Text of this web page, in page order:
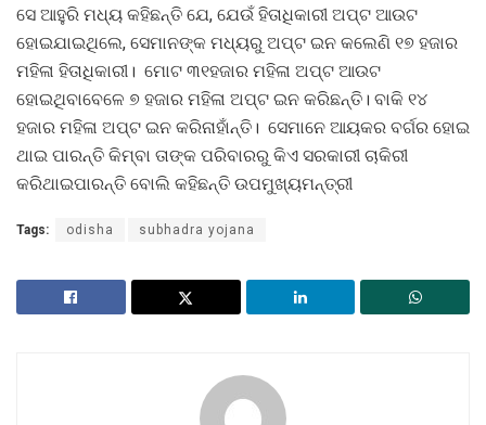
ସେ ଆହୁରି ମଧ୍ୟ କହିଛନ୍ତି ଯେ, ଯେଉଁ ହିତାଧିକାରୀ ଅପ୍ଟ ଆଉଟ
ହୋଇଯାଇଥିଲେ, ସେମାନଙ୍କ ମଧ୍ୟରୁ ଅପ୍ଟ ଇନ କଲେଣି ୧୭ ହଜାର
ମହିଳା ହିତାଧିକାରୀ। ମୋଟ ୩୧ହଜାର ମହିଳା ଅପ୍ଟ ଆଉଟ
ହୋଇଥିବାବେଳେ ୭ ହଜାର ମହିଳା ଅପ୍ଟ ଇନ କରିଛନ୍ତି। ବାକି ୧୪
ହଜାର ମହିଳା ଅପ୍ଟ ଇନ କରିନାହାଁନ୍ତି। ସେମାନେ ଆୟକର ବର୍ଗର ହୋଇ
ଥାଇ ପାରନ୍ତି କିମ୍ବା ତାଙ୍କ ପରିବାରରୁ କିଏ ସରକାରୀ ଚାକିରୀ
କରିଥାଇପାରନ୍ତି ବୋଲି କହିଛନ୍ତି ଉପମୁଖ୍ୟମନ୍ତ୍ରୀ
Tags: odisha subhadra yojana